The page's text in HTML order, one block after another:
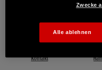
Deutschland Offizielle Website | The
Kontakt
Zwecke
Alle ablehnen